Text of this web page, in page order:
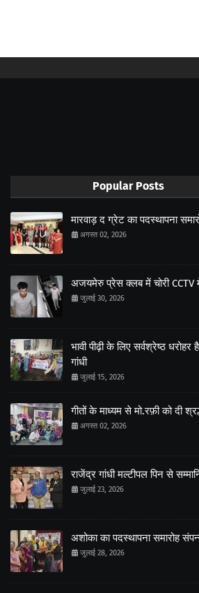
Popular Posts
मारवाड़ द ग्रेट का पदस्थापना
अगस्त 02, 2026
अजयमेरु प्रेस क्लब में चोरी
जुलाई 30, 2026
भावी पीढ़ी के लिए सर्वश्रेष्ठ
गांधी
जुलाई 15, 2026
गीतों के माध्यम से मो.रफ़ी को दी
अगस्त 02, 2026
राजेंद्र गांधी मल्टीपल पिन से
जुलाई 23, 2026
अशोका का पदस्थापना समारोह
जुलाई 28, 2026